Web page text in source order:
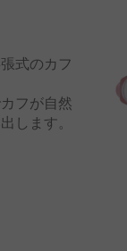
式のカフ
フが自然
します。